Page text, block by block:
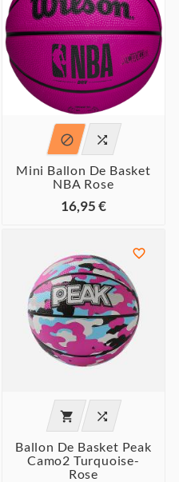
 
Mini Ballon De Basket
NBA Rose
16,95 €

 
Ballon De Basket Peak
Camo2 Turquoise-
Rose